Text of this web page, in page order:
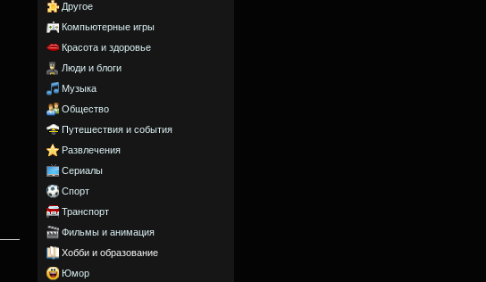
Другое
Компьютерные игры
Красота и здоровье
Люди и блоги
Музыка
Общество
Путешествия и события
Развлечения
Сериалы
Спорт
Транспорт
Фильмы и анимация
Хобби и образование
Юмор